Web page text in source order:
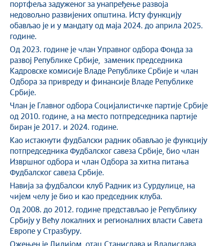
портфеља задуженог за унапређење развоја
недовољно развијених општина. Исту функцију
обављао је и у мандату од маја 2024. до априла 2025.
године.
Од 2023. године је члан Управног одбора Фонда за
развој Републике Србије, заменик председника
Кадровске комисије Владе Републике Србије и члан
Одбора за привреду и финансије Владе Републике
Србије.
Члан је Главног одбора Социјалистичке партије Србије
од 2010. године, а на место потпредседника партије
биран је 2017. и 2024. године.
Као истакнути фудбалски радник обављао је функцију
потпредседника Фудбалског савеза Србије, био члан
Извршног одбора и члан Одбора за хитна питања
Фудбалског савеза Србије.
Навија за фудбалски клуб Радник из Сурдулице, на
чијем челу је био и као председник клуба.
Од 2008. до 2012. године представљао је Републику
Србију у Већу локалних и регионалних власти Савета
Европе у Стразбуру.